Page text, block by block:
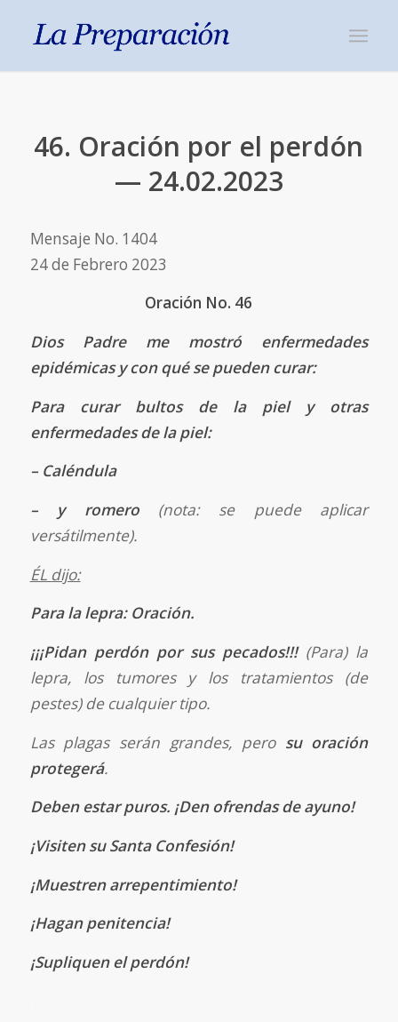
46. Oración por el perdón
— 24.02.2023
Mensaje No. 1404
24 de Febrero 2023
Oración No. 46
Dios Padre me mostró enfermedades
epidémicas y con qué se pueden curar:
Para curar bultos de la piel y otras
enfermedades de la piel:
– Caléndula
– y romero (nota: se puede aplicar
versátilmente).
ÉL dijo:
Para la lepra: Oración.
¡¡¡Pidan perdón por sus pecados!!!(Para) la
lepra, los tumores y los tratamientos (de
pestes) de cualquier tipo.
Las plagas serán grandes, pero su oración
protegerá.
Deben estar puros. ¡Den ofrendas de ayuno!
¡Visiten su Santa Confesión!
¡Muestren arrepentimiento!
¡Hagan penitencia!
¡Supliquen el perdón!